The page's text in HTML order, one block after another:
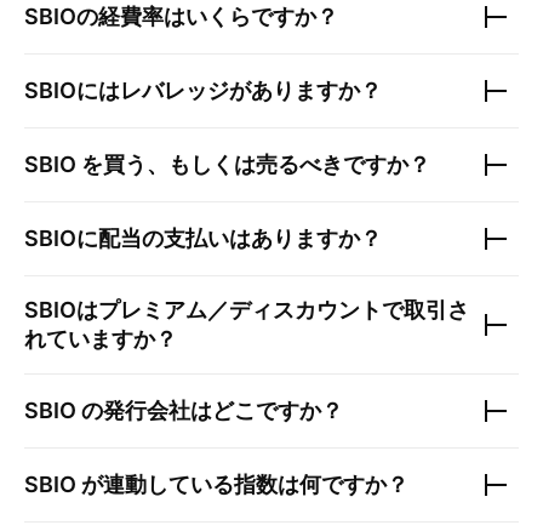
SBIOの経費率はいくらですか？
SBIOにはレバレッジがありますか？
SBIO を買う、もしくは売るべきですか？
SBIOに配当の支払いはありますか？
SBIOはプレミアム／ディスカウントで取引さ
れていますか？
SBIO の発行会社はどこですか？
SBIO が連動している指数は何ですか？